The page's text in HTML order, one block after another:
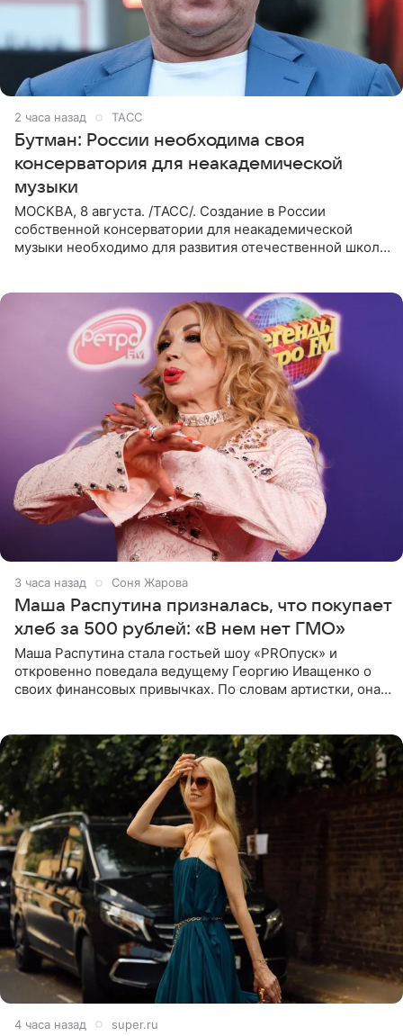
2 часа назад ТАСС
Бутман: России необходима своя
консерватория для неакадемической
музыки
МОСКВА, 8 августа. /ТАСС/. Создание в России
собственной консерватории для неакадемической
музыки необходимо для развития отечественной школы
3 часа назад Соня Жарова
Маша Распутина призналась, что покупает
хлеб за 500 рублей: «В нем нет ГМО»
Маша Распутина стала гостьей шоу «PROпуск» и
откровенно поведала ведущему Георгию Иващенко о
своих финансовых привычках. По словам артистки, она
4 часа назад super.ru